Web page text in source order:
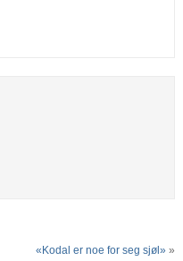
«Kodal er noe for seg sjøl» »